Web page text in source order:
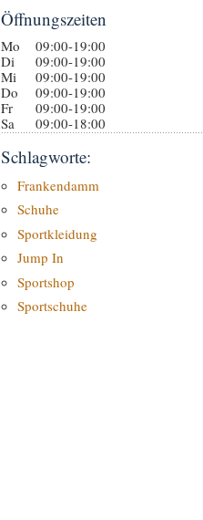
Öffnungszeiten
Mo
09:00-19:00
Di
09:00-19:00
Mi
09:00-19:00
Do
09:00-19:00
Fr
09:00-19:00
Sa
09:00-18:00
Schlagworte:
Frankendamm
Schuhe
Sportkleidung
Jump In
Sportshop
Sportschuhe